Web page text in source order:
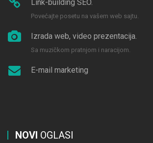
Link-building SEO.
Povećajte posetu na vašem web sajtu.
Izrada web, video prezentacija.
Sa muzičkom pratnjom i naracijom.
E-mail marketing
NOVI OGLASI